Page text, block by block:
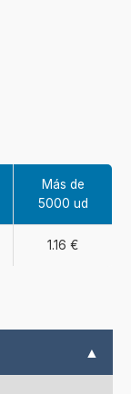
Más de
5000 ud
1.16 €
▲